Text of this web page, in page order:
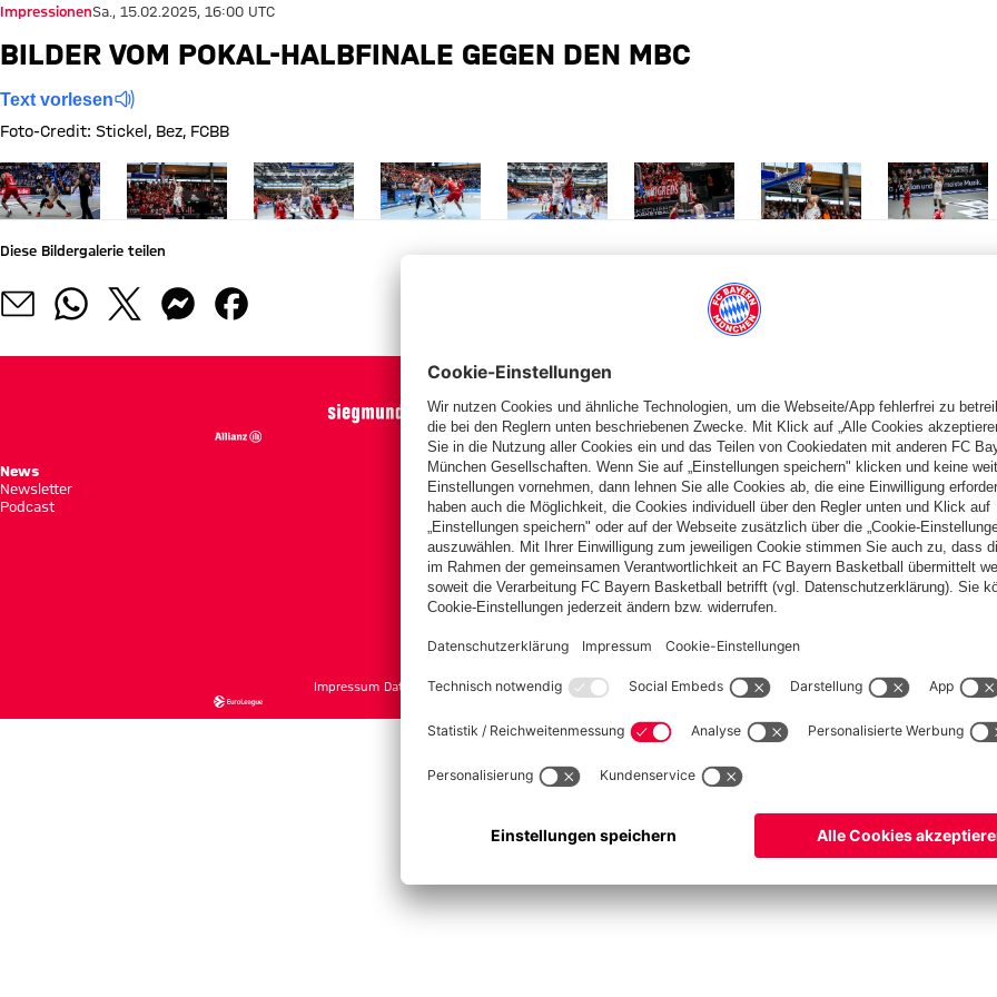
ImpressionenSa., 15.02.2025, 16:00 UTC
BILDER VOM POKAL-HALBFINALE GEGEN DEN MBC
Text vorlesen
Foto-Credit: Stickel, Bez, FCBB
Zeige in voller Größe Bilder vom Pokal-Halbfinale gegen den MBC
Zeige in voller Größe Bilder vom Pokal-Halbfinale gegen den MBC
Zeige in voller Größe Bilder vom Pokal-Halbfinale gegen den MBC
Zeige in voller Größe Bilder vom Pokal-Halbfinale gegen den MBC
Zeige in voller Größe Bilder vom Pokal-Halbfinale gegen den MBC
Zeige in voller Größe Bilder vom Pokal-
Zeige in voller Größe Bilder
Zeige in
Diese Bildergalerie teilen
News
Newsletter
Podcast
Spielplan
Tabelle
Tickets
Teams
Profis
ProB
Impressum Datenschutz Nutzungsbedingungen Barrierefreiheit Kinder- und Jugendschutz Hinweisgebersystem